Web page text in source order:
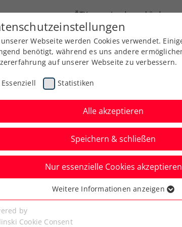
ÖTV Landesverbände
Ausbildung Services Über uns
Szerencsits und
Freitag schon
Webseite werden Cookies verwendet.
benötigt, während es uns andere
auf unserer Webseite zu verbessern.
Essenziell Statistiken
Alle akzeptieren
Speichern & schließen
Nur essenzielle Cookies akzeptieren
Cookies werden für grundlegende
benötigt. Dadurch ist gewährleistet, dass die
Weitere Informationen anzeigen
by
Cookie Consent